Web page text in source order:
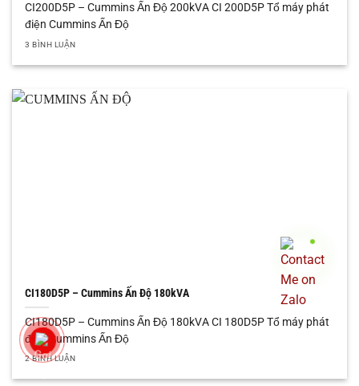
CI200D5P – Cummins Ấn Độ 200kVA CI 200D5P Tổ máy phát
điện Cummins Ấn Độ
3 BÌNH LUẬN
CI180D5P – Cummins Ấn Độ 180kVA
CI180D5P – Cummins Ấn Độ 180kVA CI 180D5P Tổ máy phát
điện Cummins Ấn Độ
2 BÌNH LUẬN